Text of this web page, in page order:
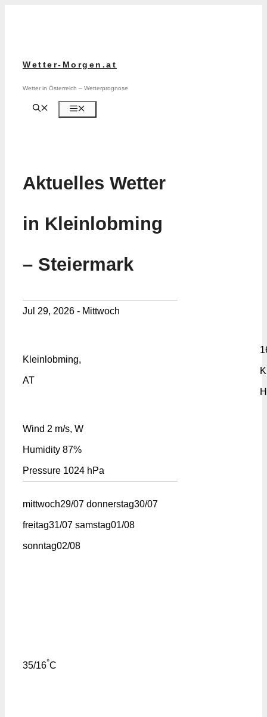
Wetter-Morgen.at
Wetter in Österreich – Wetterprognose
Aktuelles Wetter
in Kleinlobming
– Steiermark
Jul 29, 2026 - Mittwoch
Kleinlobming,
AT
Wind 2 m/s, W
Humidity 87%
Pressure 1024 hPa
mittwoch29/07 donnerstag30/07
freitag31/07 samstag01/08
sonntag02/08
35/16°C